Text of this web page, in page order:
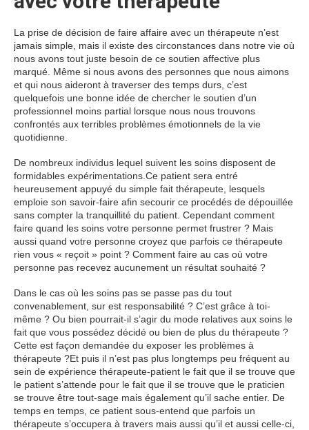
La prise de décision de faire affaire avec un thérapeute n’est
jamais simple, mais il existe des circonstances dans notre vie où
nous avons tout juste besoin de ce soutien affective plus
marqué. Même si nous avons des personnes que nous aimons
et qui nous aideront à traverser des temps durs, c’est
quelquefois une bonne idée de chercher le soutien d’un
professionnel moins partial lorsque nous nous trouvons
confrontés aux terribles problèmes émotionnels de la vie
quotidienne.
De nombreux individus lequel suivent les soins disposent de
formidables expérimentations.Ce patient sera entré
heureusement appuyé du simple fait thérapeute, lesquels
emploie son savoir-faire afin secourir ce procédés de dépouillée
sans compter la tranquillité du patient. Cependant comment
faire quand les soins votre personne permet frustrer ? Mais
aussi quand votre personne croyez que parfois ce thérapeute
rien vous « reçoit » point ? Comment faire au cas où votre
personne pas recevez aucunement un résultat souhaité ?
Dans le cas où les soins pas se passe pas du tout
convenablement, sur est responsabilité ? C’est grâce à toi-
même ? Ou bien pourrait-il s’agir du mode relatives aux soins le
fait que vous possédez décidé ou bien de plus du thérapeute ?
Cette est façon demandée du exposer les problèmes à
thérapeute ?Et puis il n’est pas plus longtemps peu fréquent au
sein de expérience thérapeute-patient le fait que il se trouve que
le patient s’attende pour le fait que il se trouve que le praticien
se trouve être tout-sage mais également qu’il sache entier. De
temps en temps, ce patient sous-entend que parfois un
thérapeute s’occupera à travers mais aussi qu’il et aussi celle-ci,